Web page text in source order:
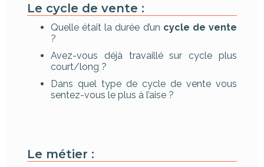
Le cycle de vente :
Quelle était la durée d’un cycle de vente
?
Avez-vous déjà travaillé sur cycle plus
court/long ?
Dans quel type de cycle de vente vous
sentez-vous le plus à l’aise ?
Le métier :